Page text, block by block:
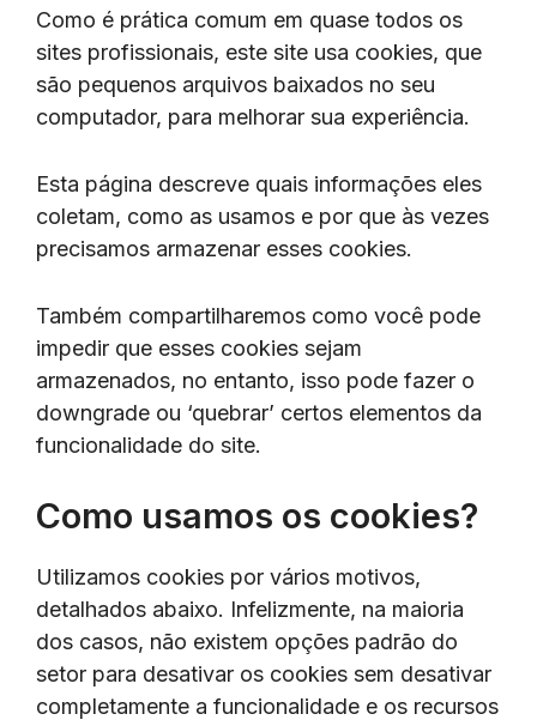
Como é prática comum em quase todos os
sites profissionais, este site usa cookies, que
são pequenos arquivos baixados no seu
computador, para melhorar sua experiência.
Esta página descreve quais informações eles
coletam, como as usamos e por que às vezes
precisamos armazenar esses cookies.
Também compartilharemos como você pode
impedir que esses cookies sejam
armazenados, no entanto, isso pode fazer o
downgrade ou ‘quebrar’ certos elementos da
funcionalidade do site.
Como usamos os cookies?
Utilizamos cookies por vários motivos,
detalhados abaixo. Infelizmente, na maioria
dos casos, não existem opções padrão do
setor para desativar os cookies sem desativar
completamente a funcionalidade e os recursos